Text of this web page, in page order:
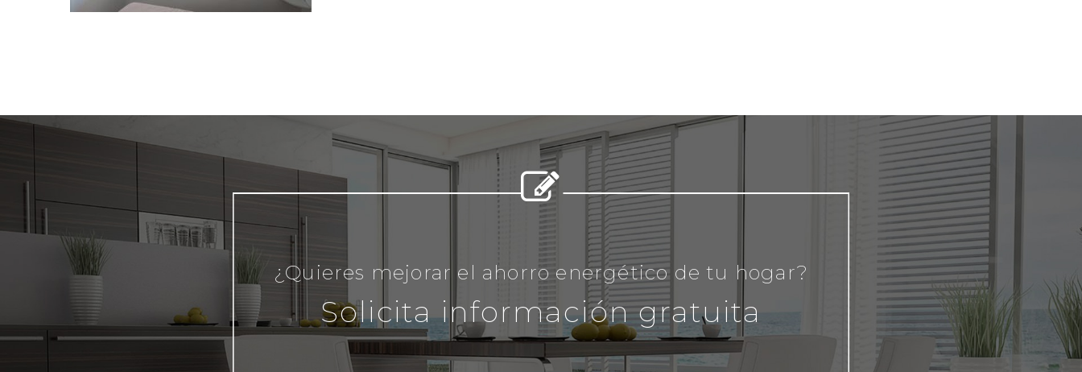


¿Quieres mejorar el ahorro energético de tu hogar?
Solicita información gratuita